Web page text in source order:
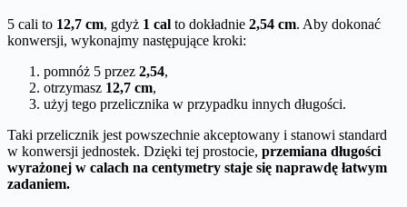
5 cali to 12,7 cm, gdyż 1 cal to dokładnie 2,54 cm. Aby dokonać
konwersji, wykonajmy następujące kroki:
pomnóż 5 przez 2,54,
otrzymasz 12,7 cm,
użyj tego przelicznika w przypadku innych długości.
Taki przelicznik jest powszechnie akceptowany i stanowi standard
w konwersji jednostek. Dzięki tej prostocie, przemiana długości
wyrażonej w calach na centymetry staje się naprawdę łatwym
zadaniem.